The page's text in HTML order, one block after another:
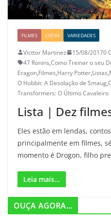
FILMES LISTAS VARIEDADES
Victtor Martinez 15/08/20170
47 Ronins,Como Treinar o seu
Eragon,Filmes,Harry Potter,Listas,
O Hobbit: A Desolação de Smaug,
Transformers: O Último Cavaleiro
Lista | Dez
Eles estão em lendas,
principalmente em filmes,
momento é Drogon, filho
Leia mais...
OUÇA AGORA...